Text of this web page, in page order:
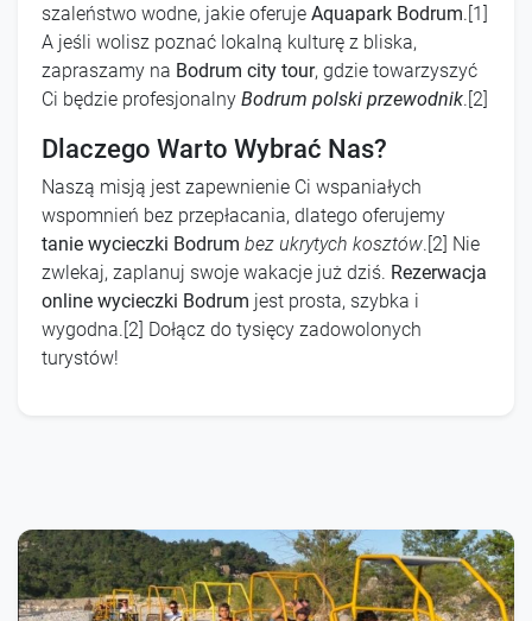
szaleństwo wodne, jakie oferuje Aquapark Bodrum.[1]
A jeśli wolisz poznać lokalną kulturę z bliska,
zapraszamy na Bodrum city tour, gdzie towarzyszyć
Ci będzie profesjonalny Bodrum polski przewodnik.[2]
Dlaczego Warto Wybrać Nas?
Naszą misją jest zapewnienie Ci wspaniałych
wspomnień bez przepłacania, dlatego oferujemy
tanie wycieczki Bodrum bez ukrytych kosztów.[2] Nie
zwlekaj, zaplanuj swoje wakacje już dziś. Rezerwacja
online wycieczki Bodrum jest prosta, szybka i
wygodna.[2] Dołącz do tysięcy zadowolonych
turystów!